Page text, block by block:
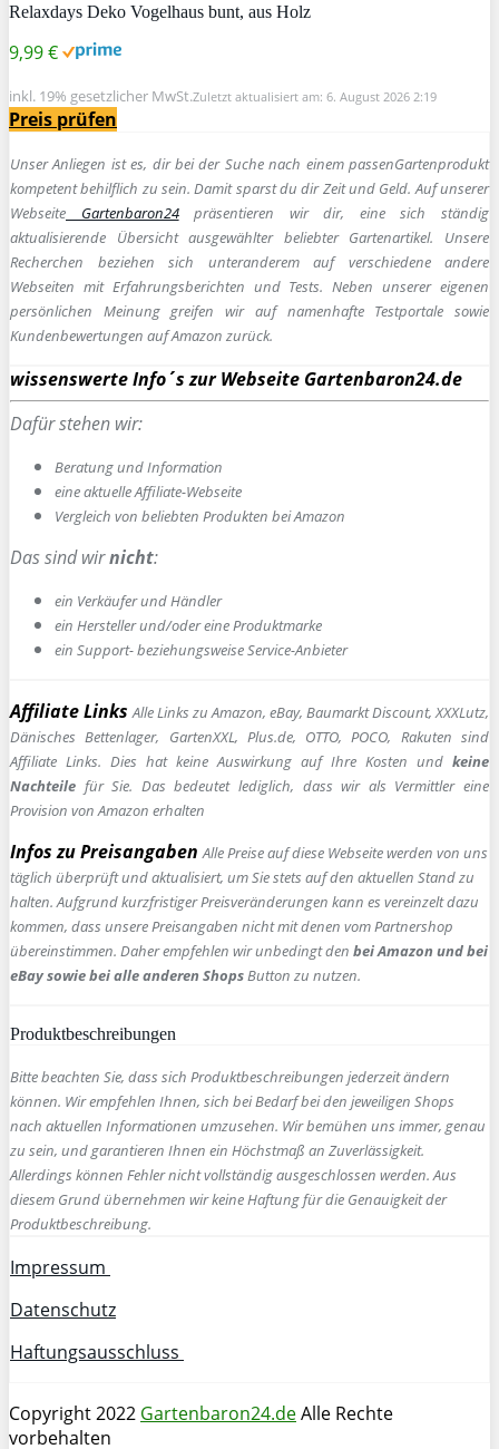
Relaxdays Deko Vogelhaus bunt, aus Holz
9,99 €
inkl. 19% gesetzlicher MwSt.Zuletzt aktualisiert am: 6. August 2026 2:19
Preis prüfen
Unser Anliegen ist es, dir bei der Suche nach einem passenGartenprodukt
kompetent behilflich zu sein.Damit sparst du dir Zeit und Geld. Auf unserer
Webseite Gartenbaron24präsentieren wir dir, eine sich ständig
aktualisierende Übersicht ausgewählter beliebter Gartenartikel. Unsere
Recherchen beziehen sich unteranderem auf verschiedene andere
Webseiten mit Erfahrungsberichten und Tests. Neben unserer eigenen
persönlichen Meinung greifen wir auf namenhafte Testportale sowie
Kundenbewertungen auf Amazon zurück.
wissenswerte Info´s zur Webseite Gartenbaron24.de
Dafür stehen wir:
Beratung und Information
eine aktuelle Affiliate-Webseite
Vergleich von beliebten Produkten bei Amazon
Das sind wirnicht:
ein Verkäufer und Händler
ein Hersteller und/oder eine Produktmarke
ein Support- beziehungsweise Service-Anbieter
Affiliate Links Alle Links zu Amazon, eBay, Baumarkt Discount, XXXLutz,
Dänisches Bettenlager, GartenXXL, Plus.de, OTTO, POCO, Rakuten sind
Affiliate Links. Dies hat keine Auswirkung auf Ihre Kosten und keine
Nachteile für Sie. Das bedeutet lediglich, dass wir als Vermittler eine
Provision von Amazon erhalten
Infos zu Preisangaben Alle Preise auf diese Webseite werden von uns
täglich überprüft und aktualisiert, um Sie stets auf den aktuellen Stand zu
halten. Aufgrund kurzfristiger Preisveränderungen kann es vereinzelt dazu
kommen, dass unsere Preisangaben nicht mit denen vom Partnershop
übereinstimmen. Daher empfehlen wir unbedingt den bei Amazon und bei
eBay sowie bei alle anderen ShopsButton zu nutzen.
Produktbeschreibungen
Bitte beachten Sie, dass sich Produktbeschreibungen jederzeit ändern
können. Wir empfehlen Ihnen, sich bei Bedarf bei den jeweiligen Shops
nach aktuellen Informationen umzusehen. Wir bemühen uns immer, genau
zu sein, und garantieren Ihnen ein Höchstmaß an Zuverlässigkeit.
Allerdings können Fehler nicht vollständig ausgeschlossen werden. Aus
diesem Grund übernehmen wir keine Haftung für die Genauigkeit der
Produktbeschreibung.
Impressum
Datenschutz
Haftungsausschluss
Copyright 2022 Gartenbaron24.deAlle Rechte
vorbehalten